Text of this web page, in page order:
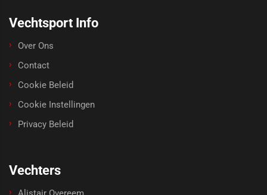
Vechtsport Info
Over Ons
Contact
Cookie Beleid
Cookie Instellingen
Privacy Beleid
Vechters